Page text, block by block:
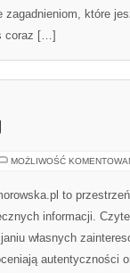
które
coraz […]
MOŻLIWOŚĆ
to
informacji.
własnych
autentyczności